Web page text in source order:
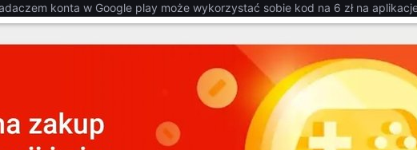
konta w Google play może wykorzystać sobie kod na 6 zł na